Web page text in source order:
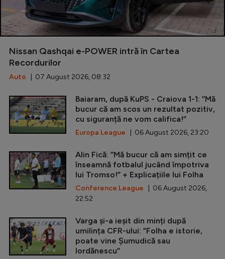
Nissan Qashqai e-POWER intră în Cartea
Recordurilor
Auto | 07 August 2026, 08:32
Baiaram, după KuPS - Craiova 1-1: ”Mă
bucur că am scos un rezultat pozitiv,
cu siguranță ne vom califica!”
Europa League | 06 August 2026, 23:20
Alin Fică: ”Mă bucur că am simțit ce
înseamnă fotbalul jucând împotriva
lui Tromso!” + Explicațiile lui Folha
Conference League | 06 August 2026,
22:52
Varga și-a ieșit din minți după
umilința CFR-ului: ”Folha e istorie,
poate vine Șumudică sau
Iordănescu”